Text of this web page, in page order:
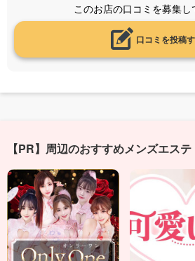
このお店の口コミを募集し
口コミを投稿
【PR】周辺のおすすめメンズエステ